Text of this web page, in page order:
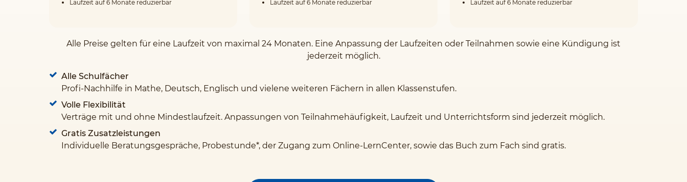
Laufzeit auf 6 Monate reduzierbar
Laufzeit auf 6 Monate reduzierbar
Laufzeit auf 6 Monate reduzierbar
Alle Preise gelten für eine Laufzeit von maximal 24 Monaten. Eine Anpassung der Laufzeiten oder Teilnahmen sowie eine Kündigung ist
jederzeit möglich.
Alle Schulfächer
Profi-Nachhilfe in Mathe, Deutsch, Englisch und vielene weiteren Fächern in allen Klassenstufen.
Volle Flexibilität
Verträge mit und ohne Mindestlaufzeit. Anpassungen von Teilnahmehäufigkeit, Laufzeit und Unterrichtsform sind jederzeit möglich.
Gratis Zusatzleistungen
Individuelle Beratungsgespräche, Probestunde*, der Zugang zum Online-LernCenter, sowie das Buch zum Fach sind gratis.